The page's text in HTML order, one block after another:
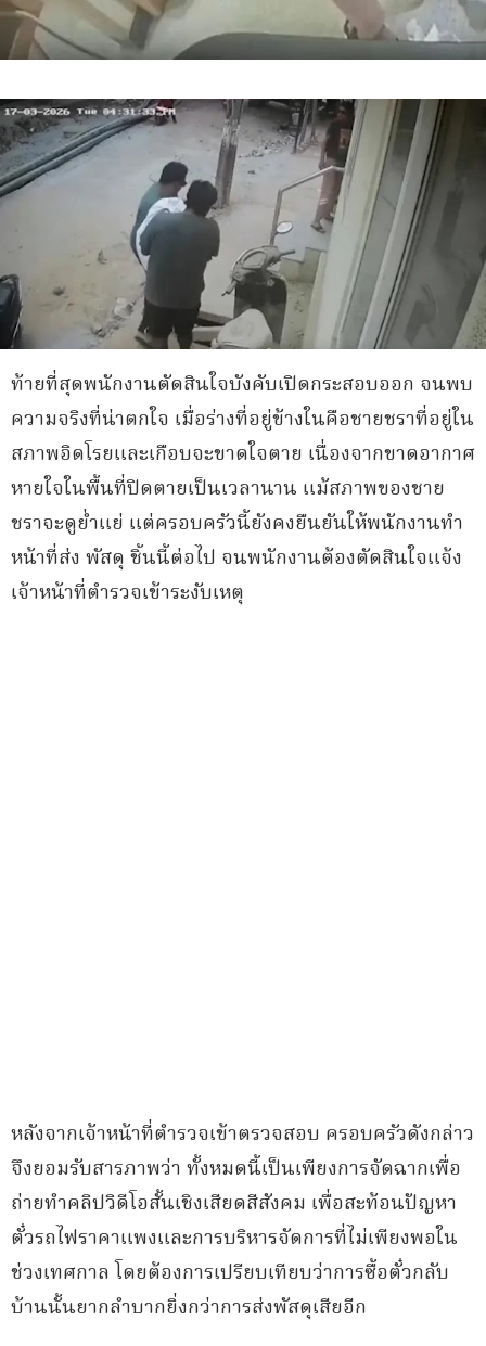
ท้ายที่สุดพนักงานตัดสินใจบังคับเปิดกระสอบออก จนพบ
ความจริงที่น่าตกใจ เมื่อร่างที่อยู่ข้างในคือชายชราที่อยู่ใน
สภาพอิดโรยและเกือบจะขาดใจตาย เนื่องจากขาดอากาศ
หายใจในพื้นที่ปิดตายเป็นเวลานาน แม้สภาพของชาย
ชราจะดูย่ำแย่ แต่ครอบครัวนี้ยังคงยืนยันให้พนักงานทำ
หน้าที่ส่ง พัสดุ ชิ้นนี้ต่อไป จนพนักงานต้องตัดสินใจแจ้ง
เจ้าหน้าที่ตำรวจเข้าระงับเหตุ
หลังจากเจ้าหน้าที่ตำรวจเข้าตรวจสอบ ครอบครัวดังกล่าว
จึงยอมรับสารภาพว่า ทั้งหมดนี้เป็นเพียงการจัดฉากเพื่อ
ถ่ายทำคลิปวิดีโอสั้นเชิงเสียดสีสังคม เพื่อสะท้อนปัญหา
ตั๋วรถไฟราคาแพงและการบริหารจัดการที่ไม่เพียงพอใน
ช่วงเทศกาล โดยต้องการเปรียบเทียบว่าการซื้อตั๋วกลับ
บ้านนั้นยากลำบากยิ่งกว่าการส่งพัสดุเสียอีก